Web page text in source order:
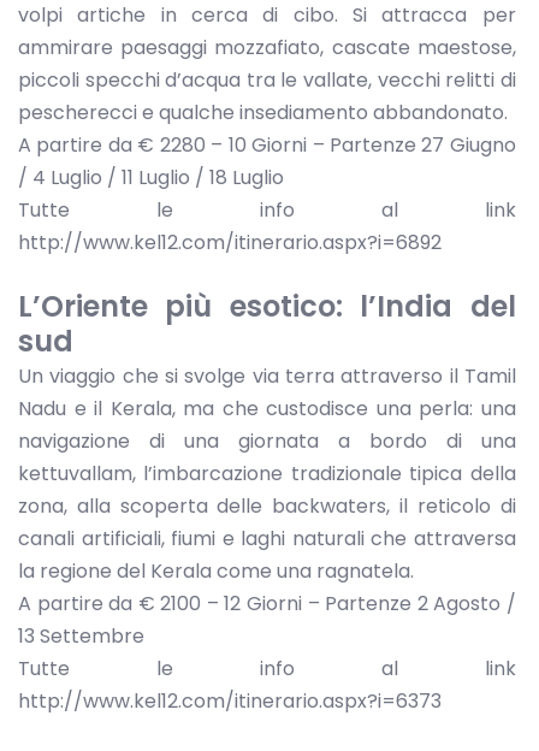
volpi artiche in cerca di cibo. Si attracca per
ammirare paesaggi mozzafiato, cascate maestose,
piccoli specchi d’acqua tra le vallate, vecchi relitti di
pescherecci e qualche insediamento abbandonato.
A partire da € 2280 – 10 Giorni – Partenze 27 Giugno
/ 4 Luglio / 11 Luglio / 18 Luglio
Tutte le info al link
http://www.kel12.com/itinerario.aspx?i=6892
L’Oriente più esotico: l’India del
sud
Un viaggio che si svolge via terra attraverso il Tamil
Nadu e il Kerala, ma che custodisce una perla: una
navigazione di una giornata a bordo di una
kettuvallam, l’imbarcazione tradizionale tipica della
zona, alla scoperta delle backwaters, il reticolo di
canali artificiali, fiumi e laghi naturali che attraversa
la regione del Kerala come una ragnatela.
A partire da € 2100 – 12 Giorni – Partenze 2 Agosto /
13 Settembre
Tutte le info al link
http://www.kel12.com/itinerario.aspx?i=6373